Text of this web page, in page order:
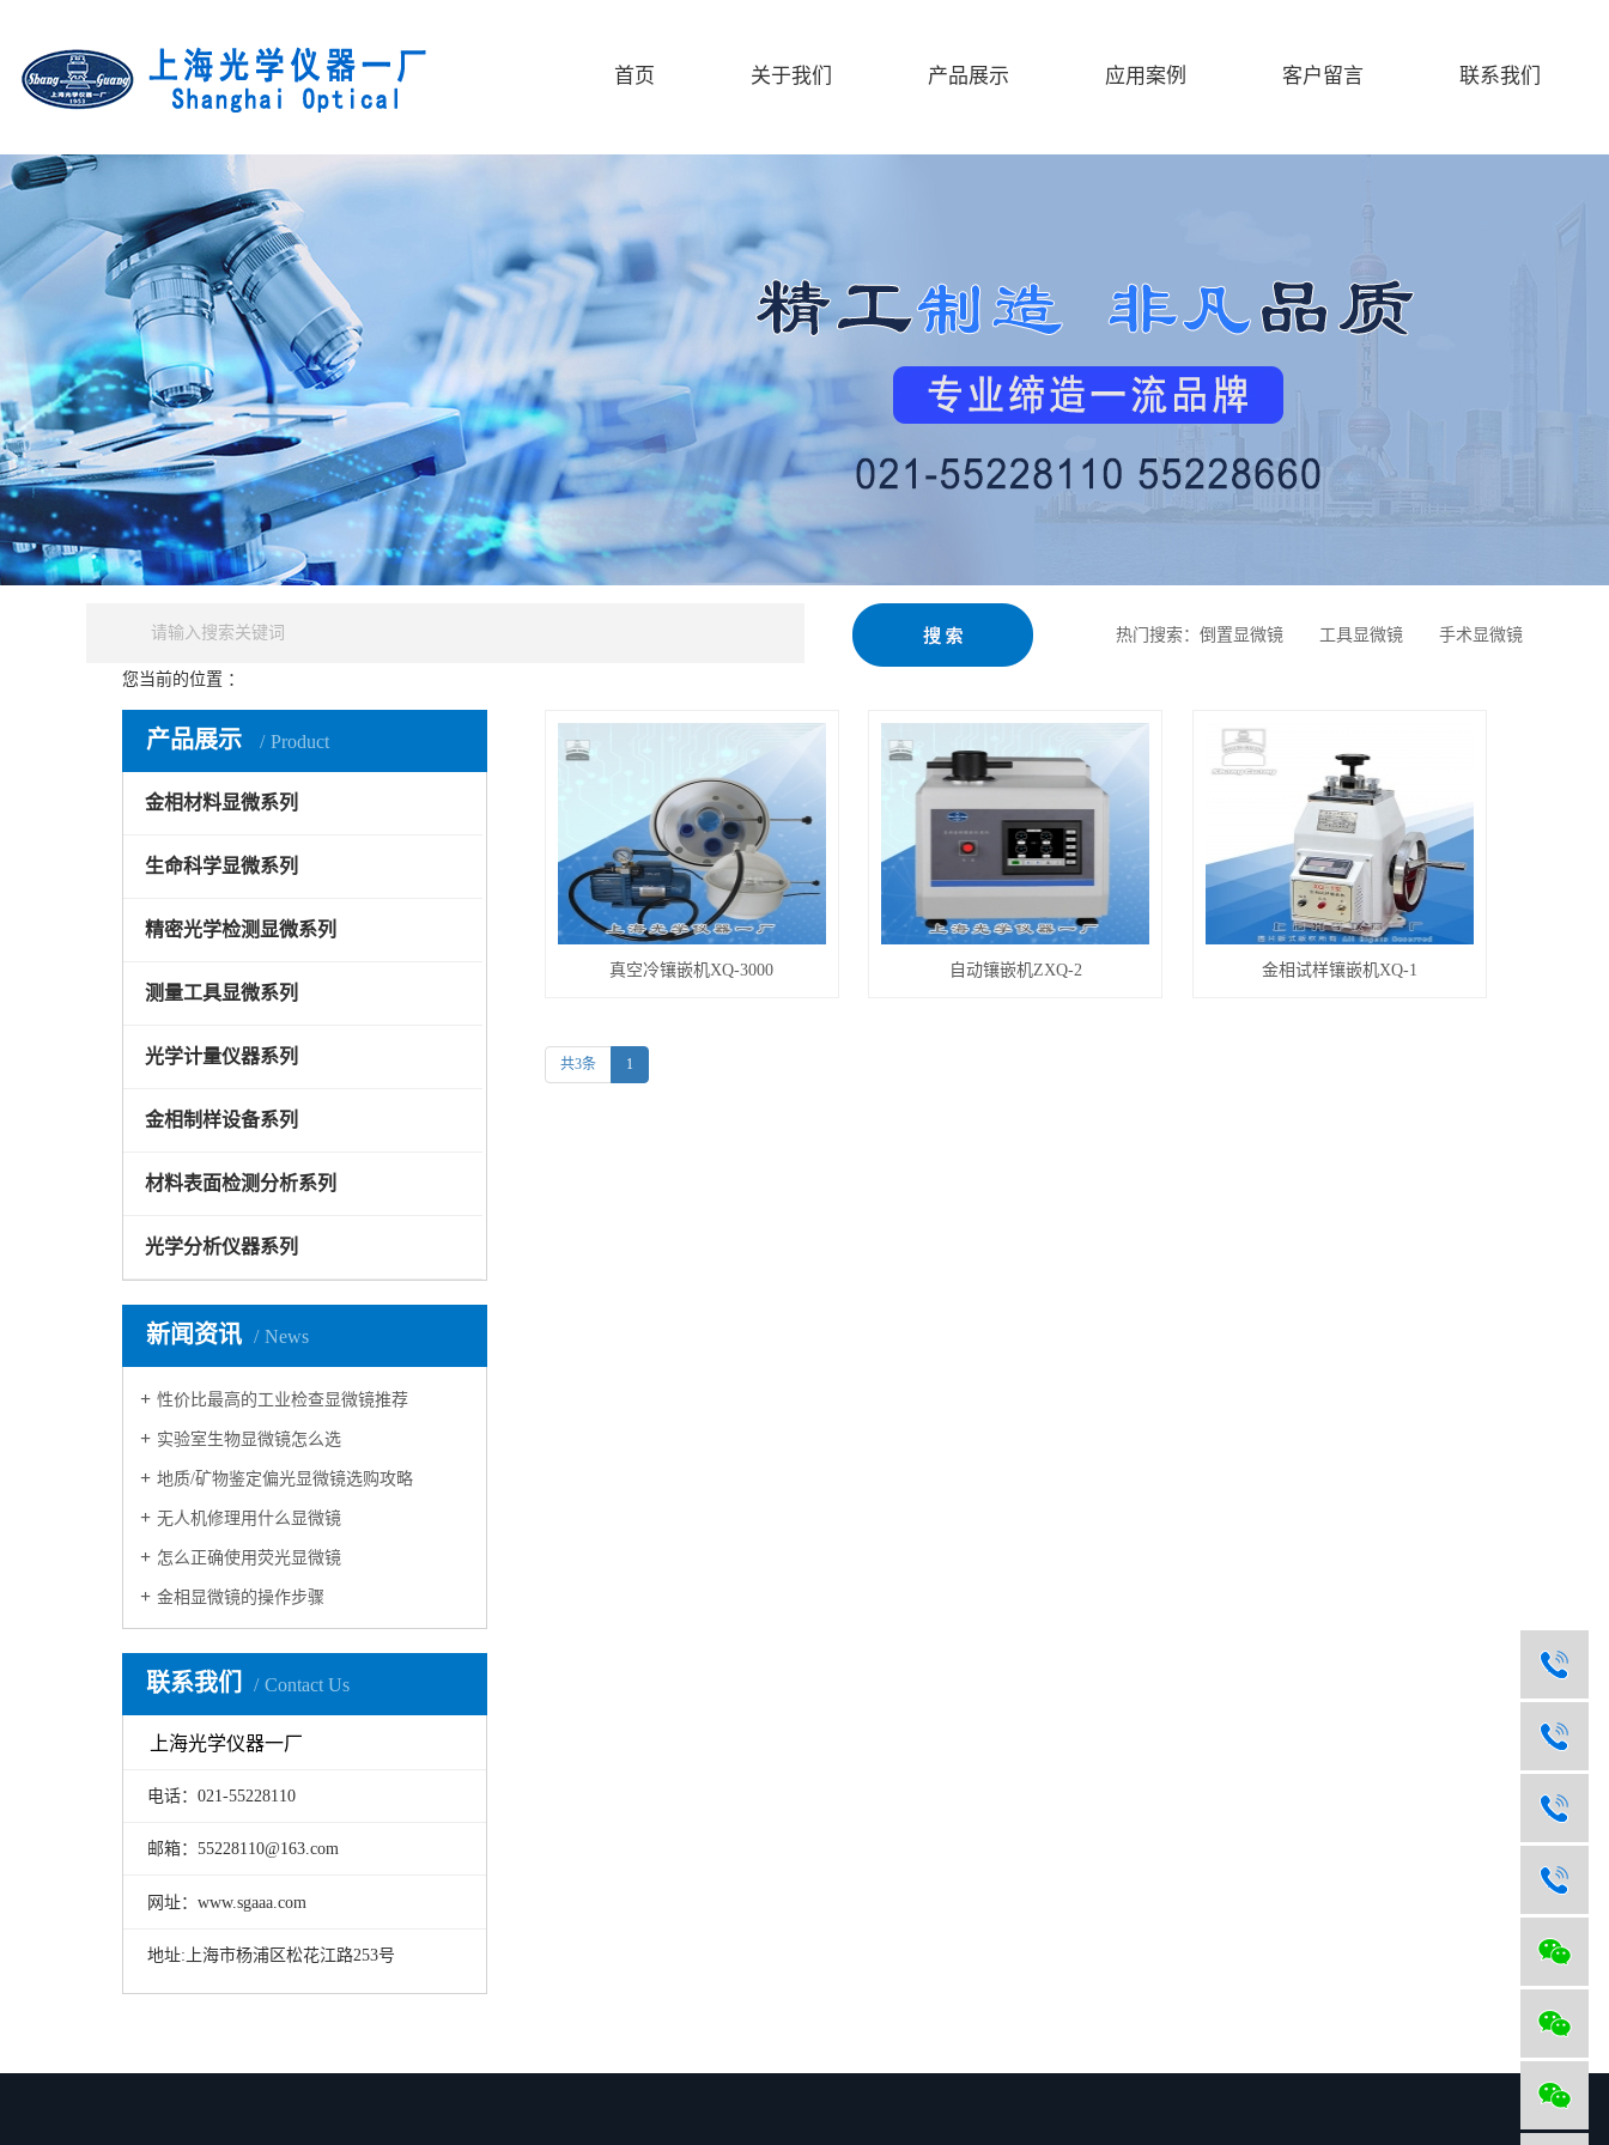
首页 关于我们 产品展示 应用案例 客户留言 联系我们
热门搜索： 倒置显微镜 工具显微镜 手术显微镜
您当前的位置 ：
产品展示 Product
金相材料显微系列
生命科学显微系列
精密光学检测显微系列
测量工具显微系列
光学计量仪器系列
金相制样设备系列
材料表面检测分析系列
光学分析仪器系列
新闻资讯 News
性价比最高的工业检查显微镜推荐
实验室生物显微镜怎么选
地质/矿物鉴定偏光显微镜选购攻略
无人机修理用什么显微镜
怎么正确使用荧光显微镜
金相显微镜的操作步骤
联系我们 Contact Us
上海光学仪器一厂
电话：021-55228110
邮箱：55228110@163.com
网址：www.sgaaa.com
地址:上海市杨浦区松花江路253号
真空冷镶嵌机XQ-3000 自动镶嵌机ZXQ-2 金相试样镶嵌机XQ-1
共3条 1